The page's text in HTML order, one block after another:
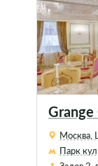
Grange
Москва,
Парк